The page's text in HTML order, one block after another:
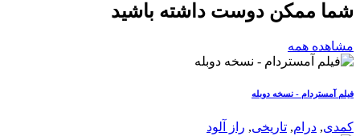
شما ممکن دوست داشته باشید
مشاهده همه
فیلم آمستردام - نسخه دوبله
کمدی, درام, تاریخی, راز آلود